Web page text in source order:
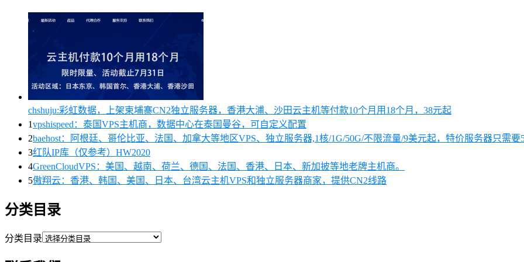
chshuju:彩虹数据，上架柬埔寨CN2独立服务器，香港大浦、沙田云主机等付款10个月用18个月，38元起
1vpshispeed：泰国VPS主机商，数据中心在泰国曼谷，可自定义配置
2baehost：阿根廷、哥伦比亚、法国、加拿大等地区VPS、独立服务器,1核/1G/50G/不限流量/9美元起，特价服务器只需要
3红队IP库（仅参考）HW2020
4GreenCloudVPS：美国、越南、荷兰、德国、法国、香港、日本、新加披等地老牌主机商。
5傲翔云：香港、韩国、美国、日本、台湾云主机VPS和独立服务器商家，提供CN2线路
分类目录
分类目录